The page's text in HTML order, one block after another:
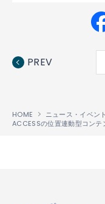
PREV
HOME ニュース・イベント